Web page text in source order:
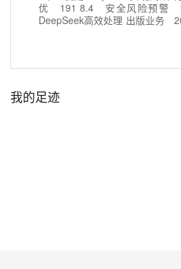
优 191 8.4 安全风险预警
DeepSeek高效处理 出版业
234 10.1 海关数据获取和
我的足迹